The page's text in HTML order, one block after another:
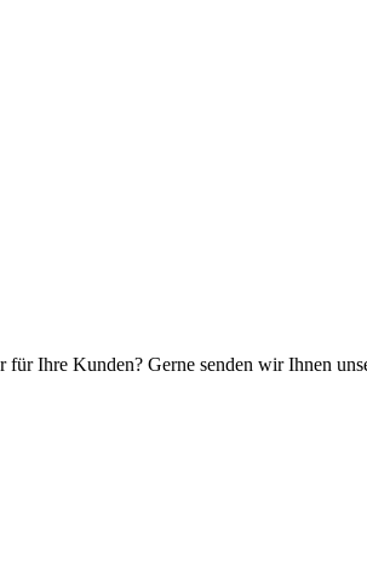
Ihre Kunden? Gerne senden wir Ihnen